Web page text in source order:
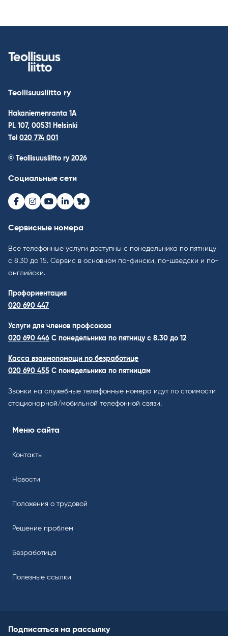
Teollisuusliitto ry
Hakaniemenranta 1A
PL 107, 00531 Helsinki
Tel 020 774 001
© Teollisuusliitto ry 2026
Социальные сети
Facebook
Instagram
Youtube
LinkedInBluesky
Сервисные номера
Все телефонные услуги доступны с понедельника по пятницу
с 8.30 до 15. Cервис в основном по-фински, по-шведски и по-
английски.
Профориентация
020 690 447
Услуги для членов профсоюза
020 690 446 C понедельника по пятницу с 8.30 до 12
Касса взаимопомощи по безработице
020 690 455 С понедельника по пятницам
Звонки на служебные телефонные номера идут по стоимости
стационарной/мобильной телефонной связи.
Меню сайта
Контакты
Новости
Положения о трудовой
Решение проблем
Безработица
Полезные ссылки
Подписаться на рассылку